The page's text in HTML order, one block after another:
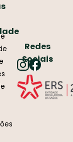
Redes
Sociais